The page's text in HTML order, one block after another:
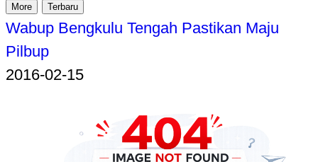
More Terbaru
Wabup Bengkulu Tengah Pastikan Maju
Pilbup
2016-02-15